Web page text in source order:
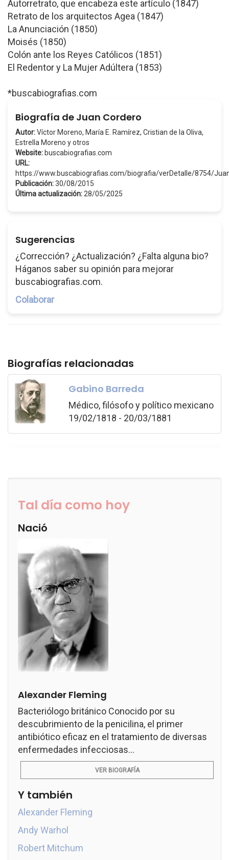
Autorretrato, que encabeza este artículo (1847)
Retrato de los arquitectos Agea (1847)
La Anunciación (1850)
Moisés (1850)
Colón ante los Reyes Católicos (1851)
El Redentor y La Mujer Adúltera (1853)
*buscabiografias.com
Biografía de Juan Cordero
Autor:Víctor Moreno, María E. Ramírez, Cristian de la Oliva,
Estrella Moreno y otros
Website: buscabiografias.com
URL:
https://www.buscabiografias.com/biografia/verDetalle/8754/
Publicación:30/08/2015
Última actualización: 28/05/2025
Sugerencias
¿Corrección? ¿Actualización? ¿Falta alguna bio?
Háganos saber su opinión para mejorar
buscabiografias.com.
Colaborar
Biografías relacionadas
Gabino Barreda
Médico, filósofo y político mexicano
19/02/1818 - 20/03/1881
Tal día como hoy
Nació
Alexander Fleming
Bacteriólogo británico Conocido por su
descubrimiento de la penicilina, el primer
antibiótico eficaz en el tratamiento de diversas
enfermedades infecciosas...
VER BIOGRAFÍA
Y también
Alexander Fleming
Andy Warhol
Robert Mitchum